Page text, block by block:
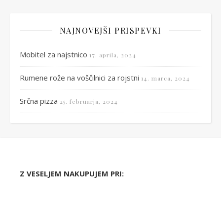
NAJNOVEJŠI PRISPEVKI
Mobitel za najstnico 17. aprila, 2024
Rumene rože na voščilnici za rojstni 14. marca, 2024
Srčna pizza 25. februarja, 2024
Z VESELJEM NAKUPUJEM PRI: